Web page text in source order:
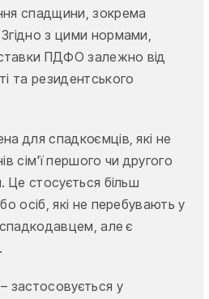
спадщини, зокрема
з цими нормами,
ПДФО залежно від
та резидентського
для спадкоємців, які не
сім'ї першого чи другого
Це стосується більш
осіб, які не перебувають у
але є
застосовується у